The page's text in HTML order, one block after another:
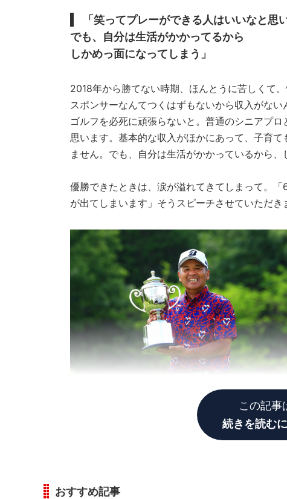
「笑ってプレーができる人はいいなと思
でも、自分は生活がかかってるから
しかめっ面になってしまう」
2018年から勝てない時期、ほんとうに苦しくて
スポンサーなんてつくはずもないから収入がな
ゴルフを必死に頑張らないと。普通のシニアプ
思います。基本的な収入がほかにあって、子育
ません。でも、自分は生活がかかっているから、
優勝できたときは、涙が溢れてきてしまって。
が出てしまいます」そうスピーチさせていただき
この記事
続きを読む
おすすめ記事